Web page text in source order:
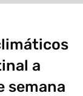
a
semana